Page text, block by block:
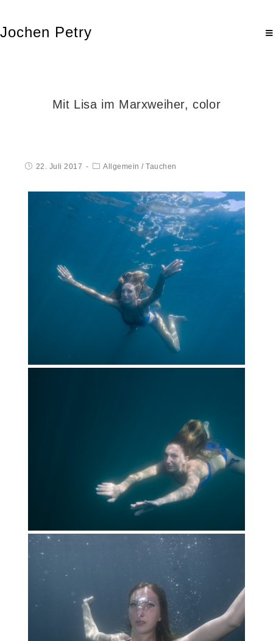
Jochen Petry
Mit Lisa im Marxweiher, color
22. Juli 2017 Allgemein /Tauchen